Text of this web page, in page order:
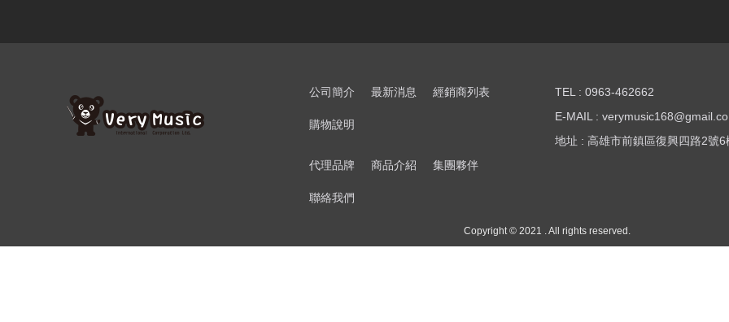
公司簡介 最新消息 經銷商列表
購物說明
代理品牌 商品介紹 集團夥伴
聯絡我們
TEL : 0963-462662
E-MAIL :
地址 : 高雄市前鎮區復興四路2號6
Copyright © 2021 . All rights reserved.